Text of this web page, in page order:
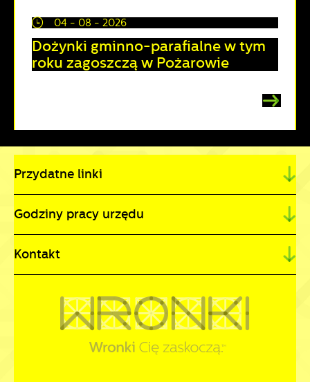
04 - 08 - 2026
Dożynki gminno-parafialne w tym
roku zagoszczą w Pożarowie
Przydatne linki
Godziny pracy urzędu
Kontakt